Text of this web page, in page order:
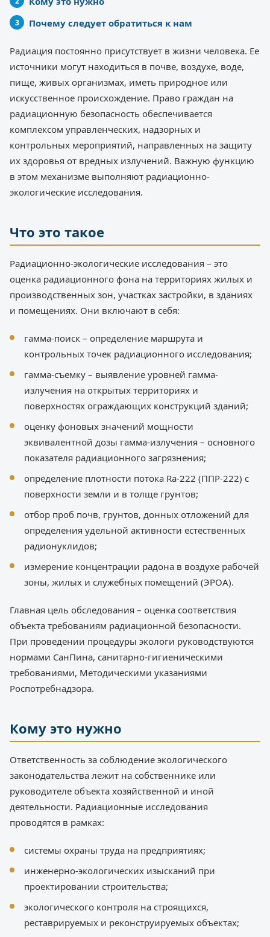
Почему следует обратиться к нам
Радиация постоянно присутствует в жизни человека. Ее
источники могут находиться в почве, воздухе, воде,
пище, живых организмах, иметь природное или
искусственное происхождение. Право граждан на
радиационную безопасность обеспечивается
комплексом управленческих, надзорных и
контрольных мероприятий, направленных на защиту
их здоровья от вредных излучений. Важную функцию
в этом механизме выполняют радиационно-
экологические исследования.
Что это такое
Радиационно-экологические исследования – это
оценка радиационного фона на территориях жилых и
производственных зон, участках застройки, в зданиях
и помещениях. Они включают в себя:
гамма-поиск – определение маршрута и
контрольных точек радиационного исследования;
гамма-съемку – выявление уровней гамма-
излучения на открытых территориях и
поверхностях ограждающих конструкций зданий;
оценку фоновых значений мощности
эквивалентной дозы гамма-излучения – основного
показателя радиационного загрязнения;
определение плотности потока Ra-222 (ППР-222) с
поверхности земли и в толще грунтов;
отбор проб почв, грунтов, донных отложений для
определения удельной активности естественных
радионуклидов;
измерение концентрации радона в воздухе рабочей
зоны, жилых и служебных помещений (ЭРОА).
Главная цель обследования – оценка соответствия
объекта требованиям радиационной безопасности.
При проведении процедуры экологи руководствуются
нормами СанПина, санитарно-гигиеническими
требованиями, Методическими указаниями
Роспотребнадзора.
Кому это нужно
Ответственность за соблюдение экологического
законодательства лежит на собственнике или
руководителе объекта хозяйственной и иной
деятельности. Радиационные исследования
проводятся в рамках:
системы охраны труда на предприятиях;
инженерно-экологических изысканий при
проектировании строительства;
экологического контроля на строящихся,
реставрируемых и реконструируемых объектах;